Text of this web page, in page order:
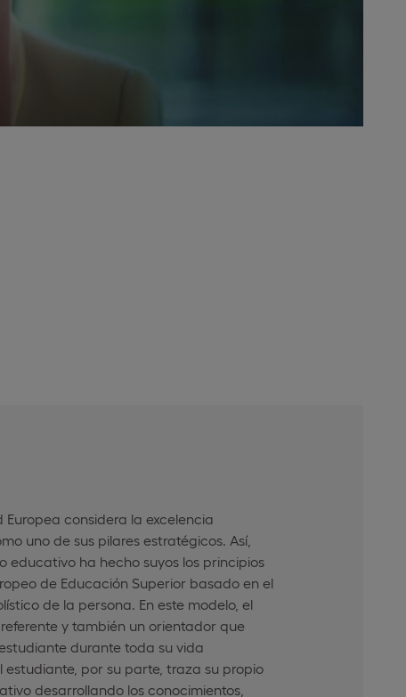
Europea considera la excelencia
uno de sus pilares estratégicos. Así,
educativo ha hecho suyos los principios
de Educación Superior basado en el
de la persona. En este modelo, el
y también un orientador que
durante toda su vida
estudiante, por su parte, traza su propio
desarrollando los conocimientos,